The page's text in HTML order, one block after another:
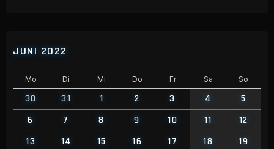
JUNI 2022
Mo Di Mi Do Fr Sa So
30 31 1 2 3 4
5
6
7 8 9 10 11
12
13
14 15 16 17 18
19